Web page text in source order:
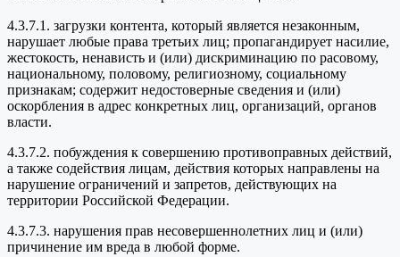
4.3.7.1. загрузки контента, который является незаконным,
нарушает любые права третьих лиц; пропагандирует насилие,
жестокость, ненависть и (или) дискриминацию по расовому,
национальному, половому, религиозному, социальному
признакам; содержит недостоверные сведения и (или)
оскорбления в адрес конкретных лиц, организаций, органов
власти.
4.3.7.2. побуждения к совершению противоправных действий,
а также содействия лицам, действия которых направлены на
нарушение ограничений и запретов, действующих на
территории Российской Федерации.
4.3.7.3. нарушения прав несовершеннолетних лиц и (или)
причинение им вреда в любой форме.